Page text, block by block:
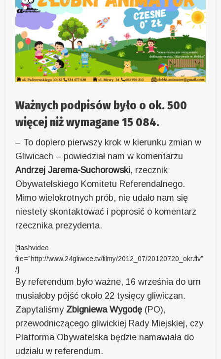
Ważnych podpisów było o ok. 500
więcej niż wymagane 15 084.
– To dopiero pierwszy krok w kierunku zmian w
Gliwicach – powiedział nam w komentarzu
Andrzej Jarema-Suchorowski, rzecznik
Obywatelskiego Komitetu Referendalnego.
Mimo wielokrotnych prób, nie udało nam się
niestety skontaktować i poprosić o komentarz
rzecznika prezydenta.
[flashvideo
file=”http://www.24gliwice.tv/filmy/2012_07/20120720_okr.flv”
/]
By referendum było ważne, 16 września do urn
musiałoby pójść około 22 tysięcy gliwiczan.
Zapytaliśmy Zbigniewa Wygodę (PO),
przewodniczącego gliwickiej Rady Miejskiej, czy
Platforma Obywatelska będzie namawiała do
udziału w referendum.